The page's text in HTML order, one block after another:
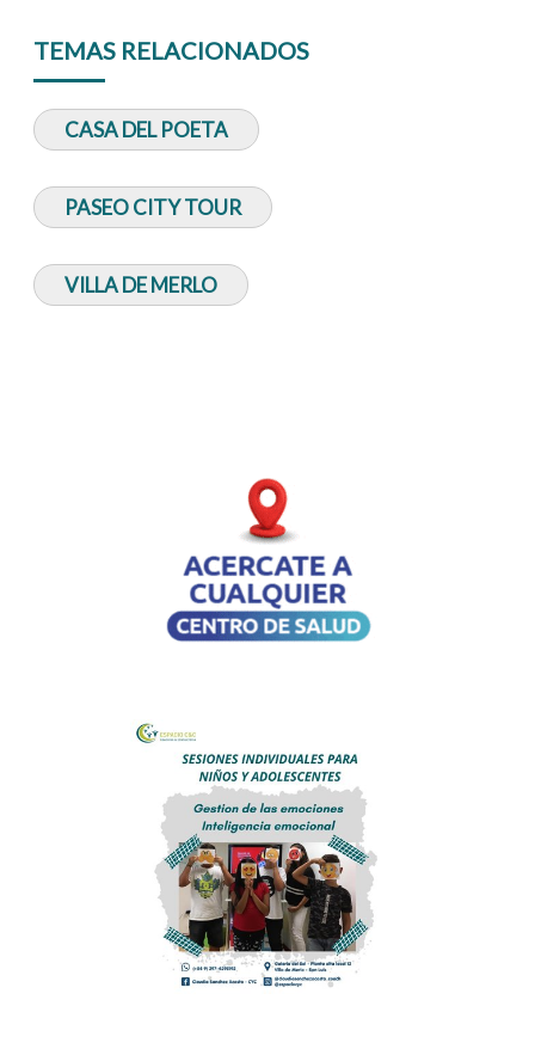
TEMAS RELACIONADOS
CASA DEL POETA
PASEO CITY TOUR
VILLA DE MERLO